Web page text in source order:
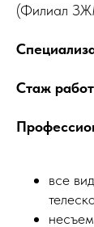
(Филиал
Стаж
все